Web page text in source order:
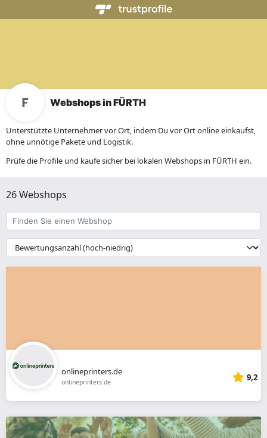
Webshops in FÜRTH
Unterstützte Unternehmer vor Ort, indem Du vor Ort online einkaufst,
ohne unnötige Pakete und Logistik.
Prüfe die Profile und kaufe sicher bei lokalen Webshops in FÜRTH ein.
26 Webshops
Finden
Sie
einen
Webshop
{{
__('Sort')
}}
onlineprinters.de
onlineprinters.de 9,2